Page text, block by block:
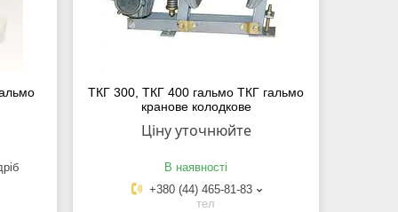
ТКГ 300, ТКГ 400 гальмо ТКГ гальмо
кранове колодкове
Ціну уточнюйте
В наявності
+380 (44) 465-81-83
тел